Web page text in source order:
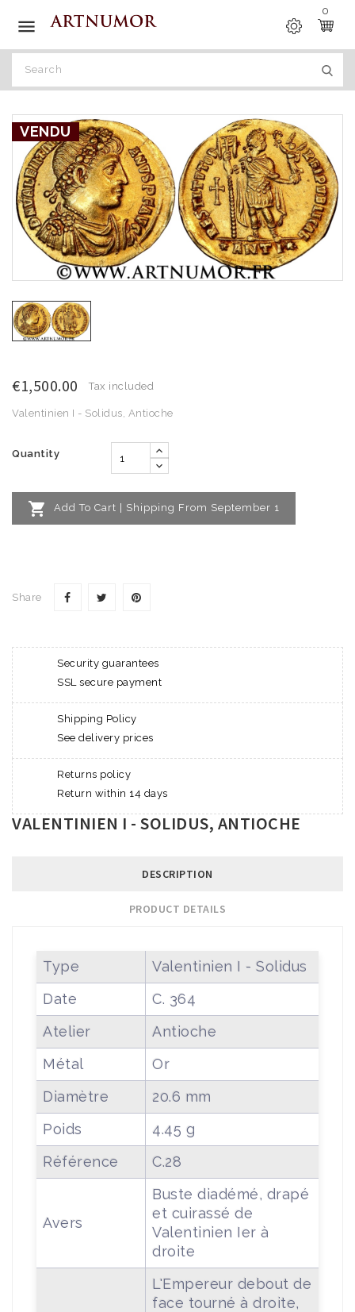

0
VENDU
€1,500.00 Tax included
Valentinien I - Solidus, Antioche
Quantity
 Add To Cart | Shipping From September 1
Share
Security guarantees
SSL secure payment
Shipping Policy
See delivery prices
Returns policy
Return within 14 days
VALENTINIEN I - SOLIDUS, ANTIOCHE
DESCRIPTION
PRODUCT DETAILS
Type
Valentinien I - Solidus
Date
C. 364
Atelier
Antioche
Métal
Or
Diamètre
20.6 mm
Poids
4.45 g
Référence
C.28
Avers
Buste diadémé, drapé
et cuirassé de
Valentinien Ier à
droite
L'Empereur debout de
face tourné à droite,